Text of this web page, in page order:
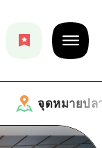
จุดหมายปล